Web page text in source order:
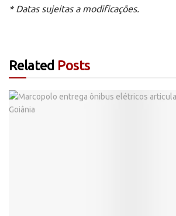
* Datas sujeitas a modificações.
Related Posts